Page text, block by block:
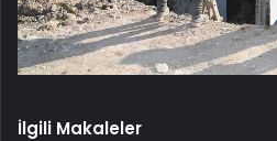
İlgili Makaleler